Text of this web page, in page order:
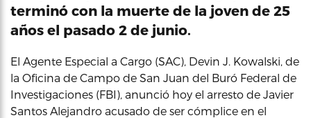
terminó con la muerte de la joven de 25
años el pasado 2 de junio.
El Agente Especial a Cargo (SAC), Devin J. Kowalski, de
la Oficina de Campo de San Juan del Buró Federal de
Investigaciones (FBI), anunció hoy el arresto de Javier
Santos Alejandro acusado de ser cómplice en el